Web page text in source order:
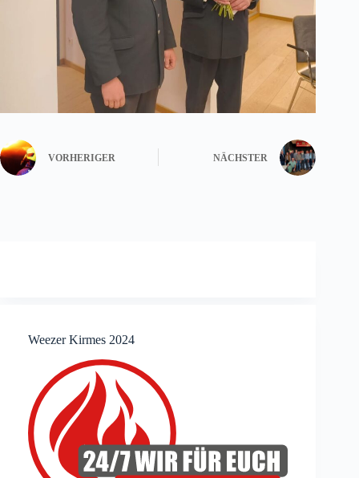
VORHERIGER NÄCHSTER
Weezer Kirmes 2024